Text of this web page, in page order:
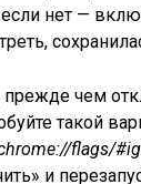
нет —
прежде чем
такой
flags/
и